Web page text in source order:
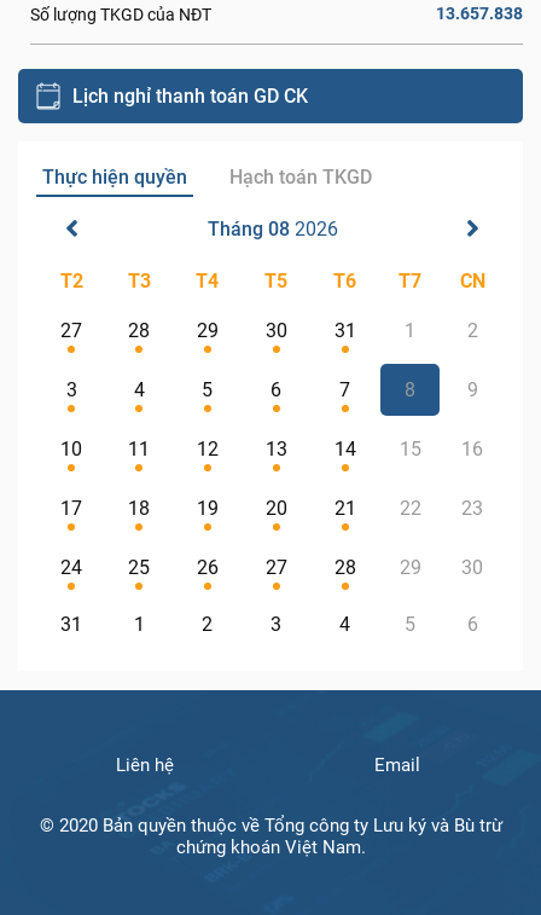
Số lượng TKGD của NĐT 13.657.838
Lịch nghỉ thanh toán GD CK
Thực hiện quyền Hạch toán TKGD
Tháng 08 2026
T2 T3 T4 T5 T6 T7 CN
27 28 29 30 31 1 2
3 4 5 6 7 8 9
10 11 12 13 14 15 16
17 18 19 20 21 22 23
24 25 26 27 28 29 30
31 1 2 3 4 5 6
Liên hệ Email
© 2020 Bản quyền thuộc về Tổng công ty Lưu ký và Bù trừ
chứng khoán Việt Nam.